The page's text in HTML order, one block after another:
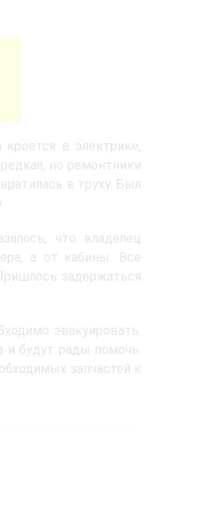
в электрике,
но ремонтники
в труху. Был
что владелец
а от кабины. Все
задержаться
эвакуировать.
будут рады помочь.
запчастей к